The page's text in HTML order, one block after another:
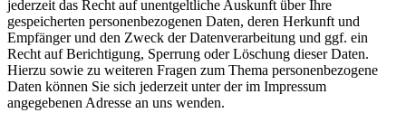
jederzeit das Recht auf unentgeltliche Auskunft über Ihre
gespeicherten personenbezogenen Daten, deren Herkunft und
Empfänger und den Zweck der Datenverarbeitung und ggf. ein
Recht auf Berichtigung, Sperrung oder Löschung dieser Daten.
Hierzu sowie zu weiteren Fragen zum Thema personenbezogene
Daten können Sie sich jederzeit unter der im Impressum
angegebenen Adresse an uns wenden.